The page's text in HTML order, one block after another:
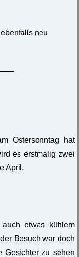
ebenfalls neu
Ostersonntag hat
es erstmalig zwei
April.
etwas kühlem
Besuch war doch
Gesichter zu sehen